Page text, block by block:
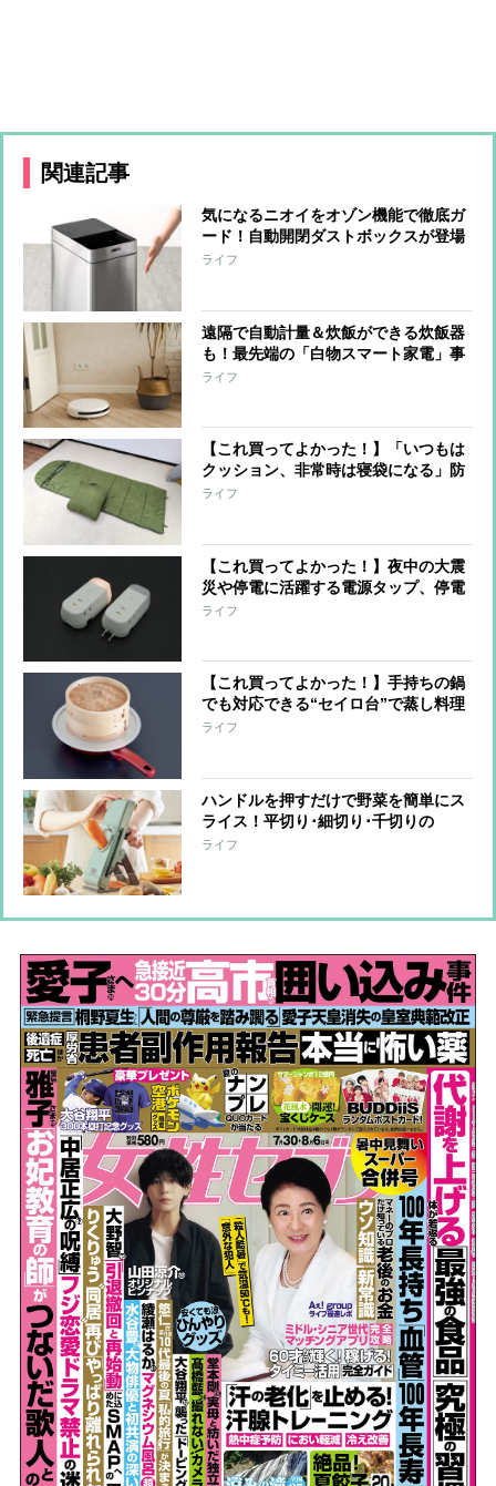
関連記事
気になるニオイをオゾン機能で徹底ガ
ード！自動開閉ダストボックスが登場
ライフ
遠隔で自動計量＆炊飯ができる炊飯器
も！最先端の「白物スマート家電」事
情を、家電ライターが解説
ライフ
【これ買ってよかった！】「いつもは
クッション、非常時は寝袋になる」防
災グッズのメリットを専門家が語る
ライフ
【これ買ってよかった！】夜中の大震
災や停電に活躍する電源タップ、停電
時は自動点灯で懐中電灯に！防災のプ
ライフ
【これ買ってよかった！】手持ちの鍋
でも対応できる“セイロ台”で蒸し料理
が本格的に！料理研究家が推しアイテ
ライフ
ハンドルを押すだけで野菜を簡単にス
ライス！平切り･細切り･千切りの
3WAYスライサー
ライフ